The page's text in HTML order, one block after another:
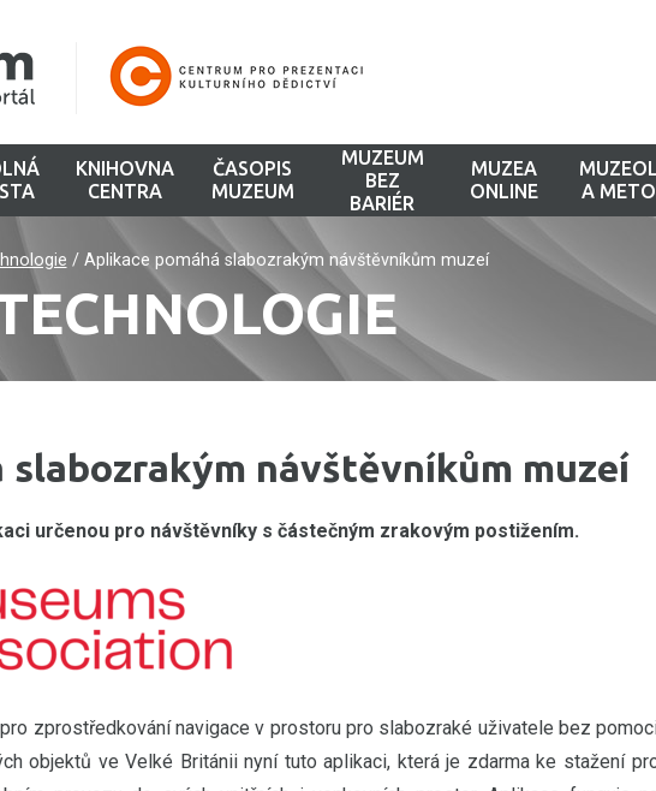
KNIHOVNA
CENTRA
ČASOPIS
MUZEUM
MUZEUM
BEZ
BARIÉR
MUZEA
ONLINE
A
/ Aplikace pomáhá slabozrakým návštěvníkům muzeí
slabozrakým návštěvníkům muzeí
určenou pro návštěvníky s částečným zrakovým postižením.
zprostředkování navigace v prostoru pro slabozraké uživatele bez
objektů ve Velké Británii nyní tuto aplikaci, která je zdarma ke stažení